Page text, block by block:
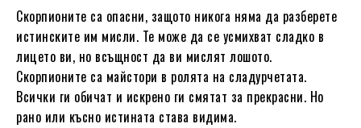
Скорпионите са опасни, защото никога няма да разберете
истинските им мисли. Те може да се усмихват сладко в
лицето ви, но всъщност да ви мислят лошото.
Скорпионите са майстори в ролята на сладурчетата.
Всички ги обичат и искрено ги смятат за прекрасни. Но
рано или късно истината става видима.